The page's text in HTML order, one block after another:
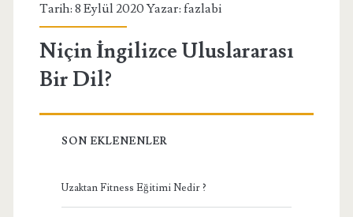
Tarih: 8 Eylül 2020 Yazar: fazlabi
Niçin İngilizce Uluslararası
Bir Dil?
SON EKLENENLER
Uzaktan Fitness Eğitimi Nedir ?